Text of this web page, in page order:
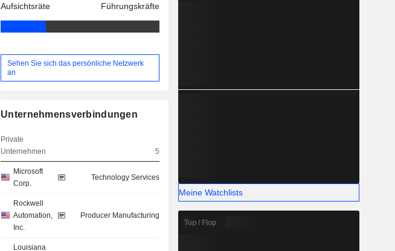
Aufsichtsräte Führungskräfte
Sehen Sie sich das persönliche Netzwerk
an
Unternehmensverbindungen
Private
Unternehmen
5
Microsoft
Corp.
Technology Services
Rockwell
Automation,
Inc.
Producer Manufacturing
Louisiana
Meine Watchlists
Top / Flop